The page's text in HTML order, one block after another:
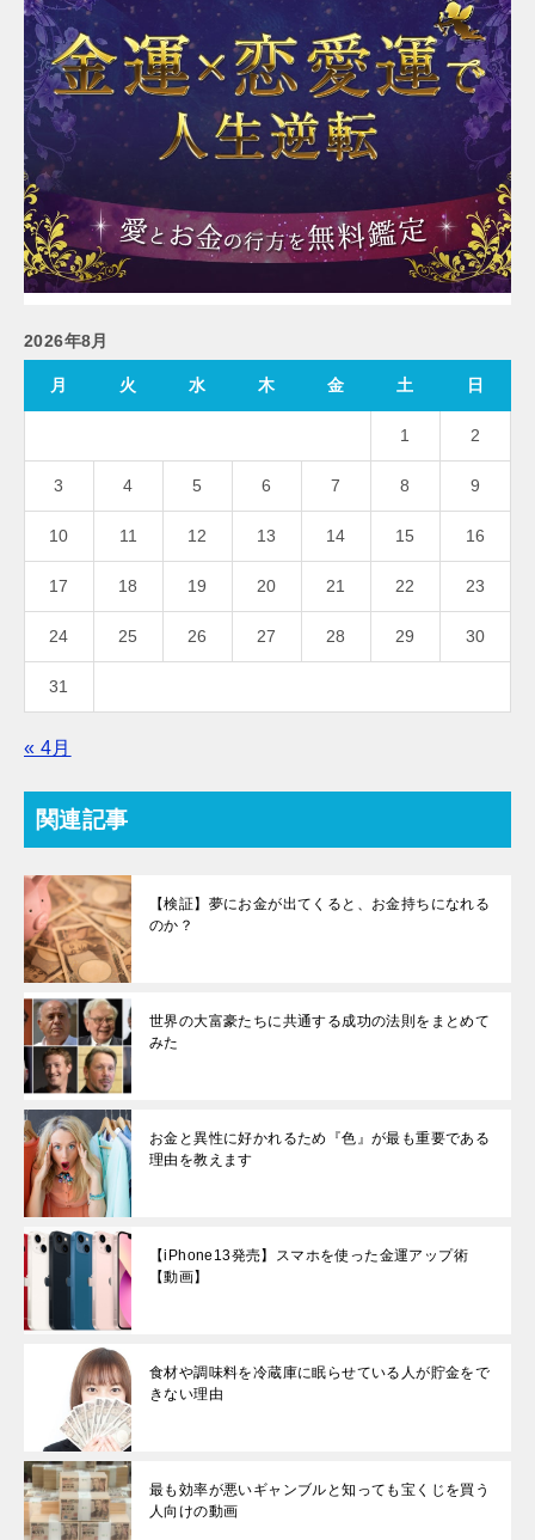
2026年8月
月 火 水 木 金 土 日
1 2
3 4 5 6 7 8 9
10 11 12 13 14 15 16
17 18 19 20 21 22 23
24 25 26 27 28 29 30
31
« 4月
関連記事
【検証】夢にお金が出てくると、お金持ちになれる
のか？
世界の大富豪たちに共通する成功の法則をまとめて
みた
お金と異性に好かれるため『色』が最も重要である
理由を教えます
【iPhone13発売】スマホを使った金運アップ術
【動画】
食材や調味料を冷蔵庫に眠らせている人が貯金をで
きない理由
最も効率が悪いギャンブルと知っても宝くじを買う
人向けの動画